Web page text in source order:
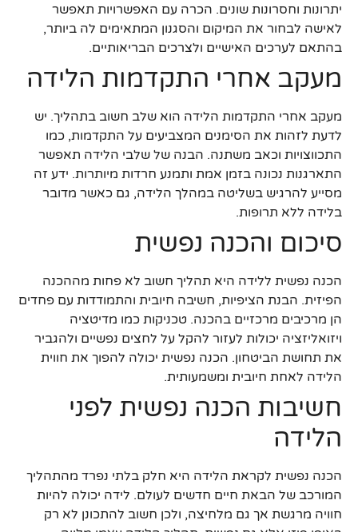
יתרונות וחסרונות שונים. הכרה עם האפשרויות תאפשר
לאישה לבחור את המיקום והסגנון המתאימים לה ביותר,
בהתאם לערכים האישיים ולצרכים הבריאותיים.
מעקב אחרי התקדמות הלידה
מעקב אחרי התקדמות הלידה הוא שלב חשוב בתהליך. יש
לדעת לזהות את הסימנים המצביעים על התקדמות, כמו
התכווצויות וכאב משתנה. הבנה של שלבי הלידה תאפשר
התארגנות נכונה בזמן אמת ותמנע חרדות מיותרות. ידע זה
מסייע להרגיש בשליטה במהלך הלידה, גם כאשר מדובר
בלידה ללא תרופות.
סיכום והכנה נפשית
הכנה נפשית ללידה היא תהליך חשוב לא פחות מההכנה
הפיזית. הבנת הציפיות, חשיבה חיובית והתמודדות עם פחדים
הן מרכיבים מרכזיים בהכנה. טכניקות כמו מדיטציה
ויזואליזציה יכולות לעזור להקל על לחצים נפשיים ולהגביר
את תחושת הביטחון. הכנה נפשית יכולה להפוך את חווית
הלידה לאחת חיובית ומשמעותית.
חשיבות הכנה נפשית לפני
הלידה
הכנה נפשית לקראת הלידה היא חלק בלתי נפרד מהתהליך
המורכב של הבאת חיים חדשים לעולם. לידה יכולה להיות
חוויה מרגשת אך גם מלחיצה, ולכן חשוב להתכונן לא רק